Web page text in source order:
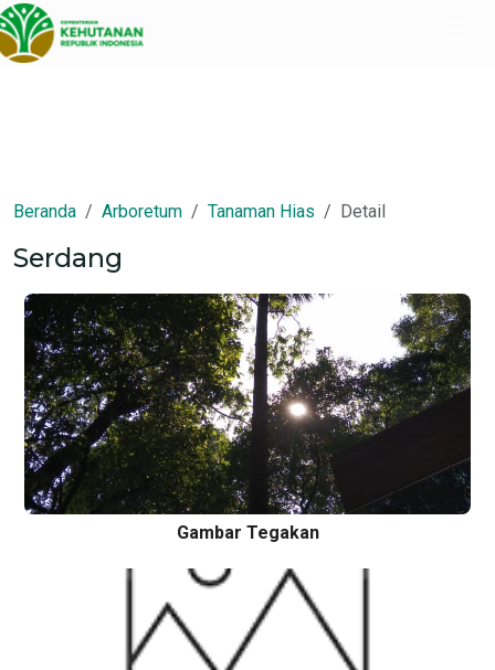
Beranda Arboretum Tanaman Hias Detail
Serdang
Gambar Tegakan